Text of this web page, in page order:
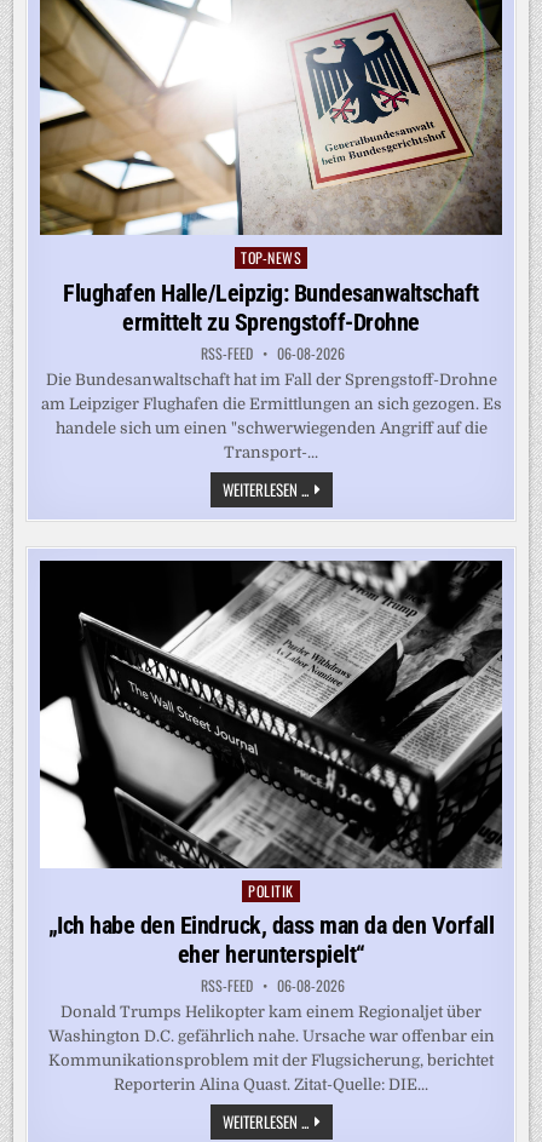
Posted
in
TOP-NEWS
Flughafen Halle/Leipzig: Bundesanwaltschaft
ermittelt zu Sprengstoff-Drohne
RSS-FEED 06-08-2026
Die Bundesanwaltschaft hat im Fall der Sprengstoff-Drohne
am Leipziger Flughafen die Ermittlungen an sich gezogen. Es
handele sich um einen "schwerwiegenden Angriff auf die
Transport-...
WEITERLESEN ... FLUGHAFEN
HALLE/LEIPZIG:
BUNDESANWALTSCHAFT
ZU
SPRENGSTOFF-
DROHNE
Posted
in
POLITIK
„Ich habe den Eindruck, dass man da den Vorfall
eher herunterspielt“
RSS-FEED 06-08-2026
Donald Trumps Helikopter kam einem Regionaljet über
Washington D.C. gefährlich nahe. Ursache war offenbar ein
Kommunikationsproblem mit der Flugsicherung, berichtet
Reporterin Alina Quast. Zitat-Quelle: DIE...
WEITERLESEN ... „ICH
HABE